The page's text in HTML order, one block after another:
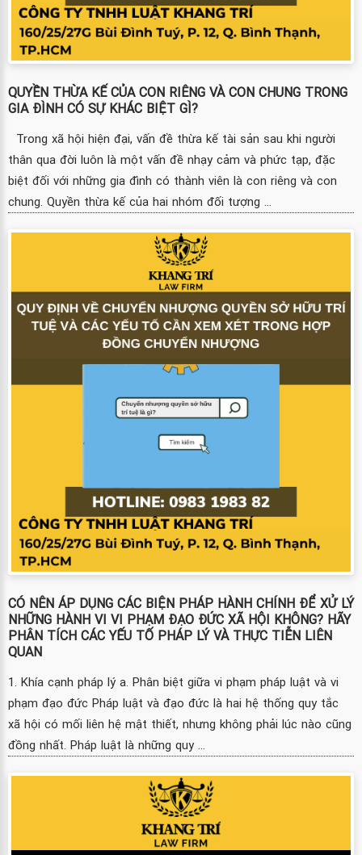
QUYỀN THỪA KẾ CỦA CON RIÊNG VÀ CON CHUNG TRONG
GIA ĐÌNH CÓ SỰ KHÁC BIỆT GÌ?
Trong xã hội hiện đại, vấn đề thừa kế tài sản sau khi người
thân qua đời luôn là một vấn đề nhạy cảm và phức tạp, đặc
biệt đối với những gia đình có thành viên là con riêng và con
chung. Quyền thừa kế của hai nhóm đối tượng ...
CÓ NÊN ÁP DỤNG CÁC BIỆN PHÁP HÀNH CHÍNH ĐỂ XỬ LÝ
NHỮNG HÀNH VI VI PHẠM ĐẠO ĐỨC XÃ HỘI KHÔNG? HÃY
PHÂN TÍCH CÁC YẾU TỐ PHÁP LÝ VÀ THỰC TIỄN LIÊN
QUAN
1. Khía cạnh pháp lý a. Phân biệt giữa vi phạm pháp luật và vi
phạm đạo đức Pháp luật và đạo đức là hai hệ thống quy tắc
xã hội có mối liên hệ mật thiết, nhưng không phải lúc nào cũng
đồng nhất. Pháp luật là những quy ...